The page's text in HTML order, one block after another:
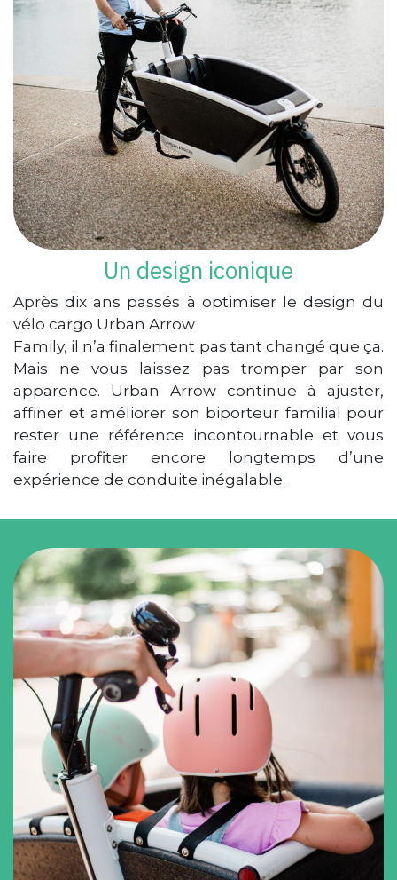
Un design iconique
Après dix ans passés à optimiser le design du
vélo cargo Urban Arrow
Family, il n’a finalement pas tant changé que ça.
Mais ne vous laissez pas tromper par son
apparence. Urban Arrow continue à ajuster,
affiner et améliorer son biporteur familial pour
rester une référence incontournable et vous
faire profiter encore longtemps d’une
expérience de conduite inégalable.